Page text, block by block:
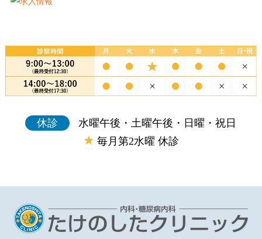
休診 水曜午後・土曜午後・日曜・祝日
★ 毎月第2水曜 休診